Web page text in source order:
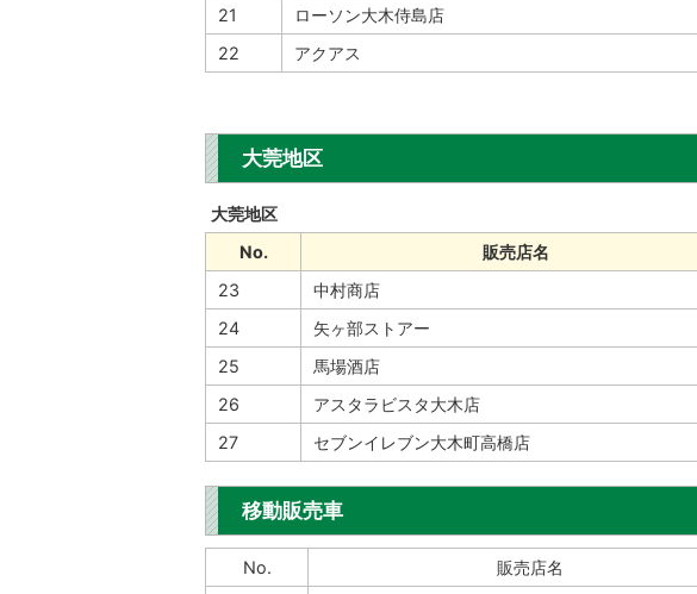
21
ローソン大木侍島店
22
アクアス
大莞地区
大莞地区
No.
販売店名
23
中村商店
24
矢ヶ部ストアー
25
馬場酒店
26
アスタラビスタ大木店
27
セブンイレブン大木町高橋店
移動販売車
No. 販売店名